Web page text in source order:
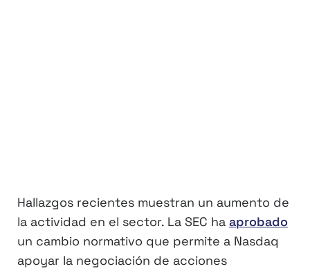
Hallazgos recientes muestran un aumento de
la actividad en el sector. La SEC ha aprobado
un cambio normativo que permite a Nasdaq
apoyar la negociación de acciones